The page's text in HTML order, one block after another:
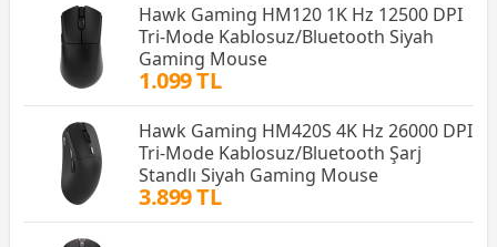
Hawk Gaming HM120 1K Hz 12500 DPI
Tri-Mode Kablosuz/Bluetooth Siyah
Gaming Mouse
1.099 TL
Hawk Gaming HM420S 4K Hz 26000 DPI
Tri-Mode Kablosuz/Bluetooth Şarj
Standlı Siyah Gaming Mouse
3.899 TL